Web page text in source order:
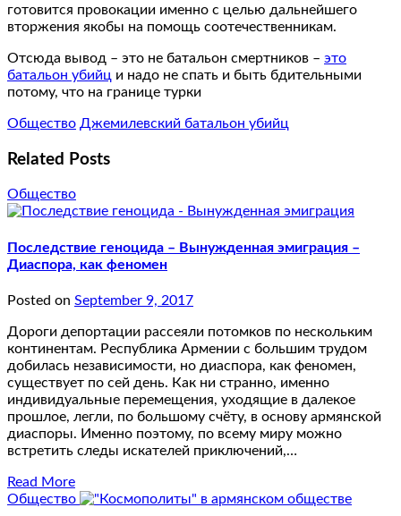
готовится провокации именно с целью дальнейшего
вторжения якобы на помощь соотечественникам.
Отсюда вывод – это не батальон смертников – это
батальон убийц и надо не спать и быть бдительными
потому, что на границе турки
Общество Джемилевский батальон убийц
Related Posts
Общество
Последствие геноцида – Вынужденная эмиграция –
Диаспора, как феномен
Posted on September 9, 2017
Дороги депортации рассеяли потомков по нескольким
континентам. Республика Армении с большим трудом
добилась независимости, но диаспора, как феномен,
существует по сей день. Как ни странно, именно
индивидуальные перемещения, уходящие в далекое
прошлое, легли, по большому счёту, в основу армянской
диаспоры. Именно поэтому, по всему миру можно
встретить следы искателей приключений,…
Read More
Общество